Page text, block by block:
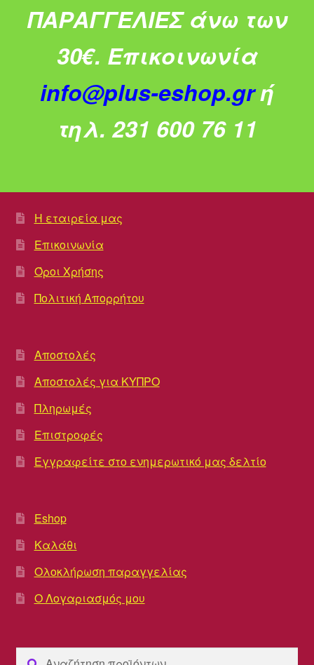
ΠΑΡΑΓΓΕΛΙΕΣ άνω των
30€. Επικοινωνία
info@plus-eshop.grή
τηλ. 231 600 76 11
Η εταιρεία μας
Επικοινωνία
Όροι Χρήσης
Πολιτική Απορρήτου
Αποστολές
Αποστολές για ΚΥΠΡΟ
Πληρωμές
Επιστροφές
Εγγραφείτε στο ενημερωτικό μας δελτίο
Eshop
Καλάθι
Ολοκλήρωση παραγγελίας
Ο Λογαριασμός μου
Αναζήτηση
Αναζήτηση